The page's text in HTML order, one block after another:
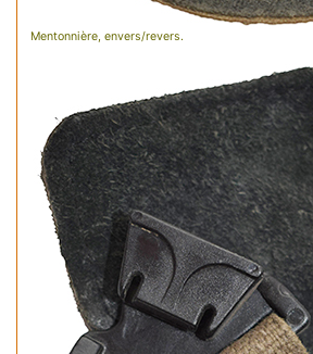
Mentonnière, envers/revers.